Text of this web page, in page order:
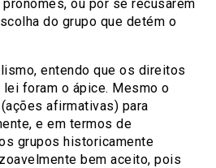
ou por se recusarem
do grupo que detém o
entendo que os direitos
foram o ápice. Mesmo o
afirmativas) para
e em termos de
grupos historicamente
bem aceito, pois